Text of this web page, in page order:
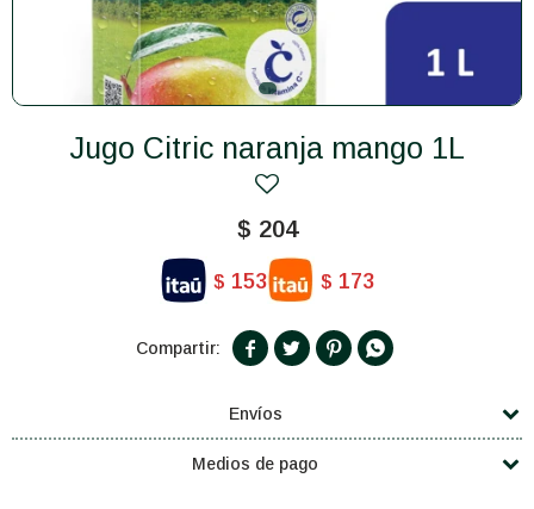
Jugo Citric naranja mango 1L
$ 204
$ 153 $ 173
   
Envíos
Medios de pago